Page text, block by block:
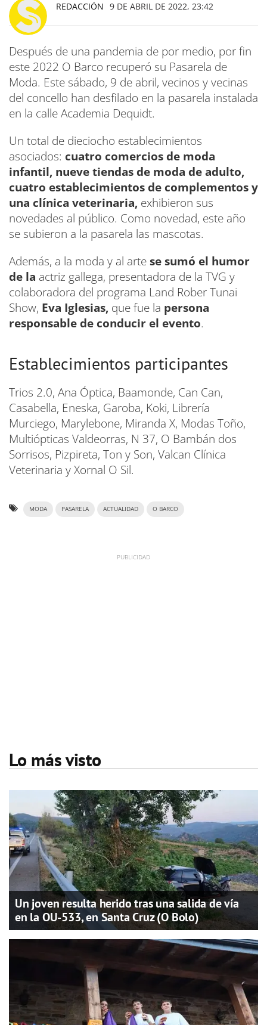
REDACCIÓN 9 DE ABRIL DE 2022, 23:42
Después de una pandemia de por medio, por fin
este 2022 O Barco recuperó su Pasarela de
Moda. Este sábado, 9 de abril, vecinos y vecinas
del concello han desfilado en la pasarela instalada
en la calle Academia Dequidt.
Un total de dieciocho establecimientos
asociados: cuatro comercios de moda
infantil, nueve tiendas de moda de adulto,
cuatro establecimientos de complementos y
una clínica veterinaria, exhibieron sus
novedades al público. Como novedad, este año
se subieron a la pasarela las mascotas.
Además, a la moda y al artese sumó el humor
de la actriz gallega, presentadora de la TVG y
colaboradora del programa Land Rober Tunai
Show, Eva Iglesias, que fue la persona
responsable de conducir el evento.
Establecimientos participantes
Trios 2.0, Ana Óptica, Baamonde, Can Can,
Casabella, Eneska, Garoba, Koki, Librería
Murciego, Marylebone, Miranda X, Modas Toño,
Multiópticas Valdeorras, N 37, O Bambán dos
Sorrisos, Pizpireta, Ton y Son, Valcan Clínica
Veterinaria y Xornal O Sil.
MODA PASARELA ACTUALIDAD O BARCO
Lo más visto
Un joven resulta herido tras una salida de vía
en la OU-533, en Santa Cruz (O Bolo)